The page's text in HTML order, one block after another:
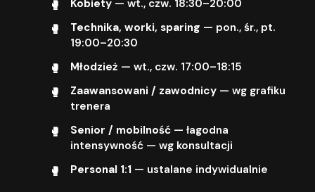
Kobiety— wt., czw. 18:30–20:00
Technika, worki, sparing — pon., śr., pt.
19:00–20:30
Młodzież — wt., czw. 17:00–18:15
Zaawansowani / zawodnicy— wg grafiku
trenera
Senior / mobilność— łagodna
intensywność — wg konsultacji
Personal 1:1 — ustalane indywidualnie